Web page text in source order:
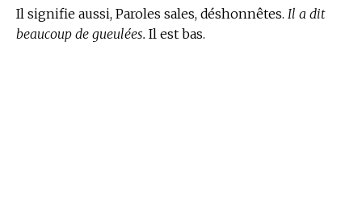
Il signifie aussi, Paroles sales, déshonnêtes. Il a dit
beaucoup de gueulées. Il est bas.